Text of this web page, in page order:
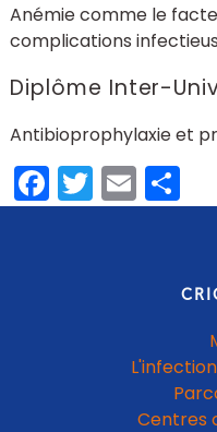
Anémie comme le
complications
Diplôme Inter-
Antibioprophylaxie et
Facebook
Twitter
Email
Centres